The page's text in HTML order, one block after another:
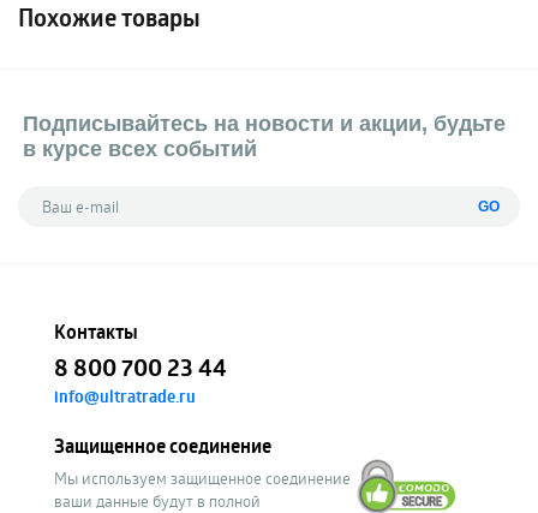
Похожие товары
Подписывайтесь на новости и акции, будьте
в курсе всех событий
GO
Контакты
8 800 700 23 44
info@ultratrade.ru
Защищенное соединение
Мы используем защищенное соединение
ваши данные будут в полной